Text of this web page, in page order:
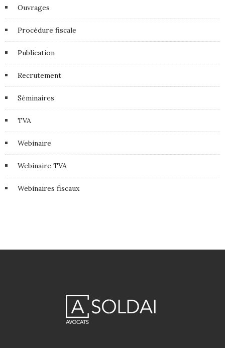
Ouvrages
Procédure fiscale
Publication
Recrutement
Séminaires
TVA
Webinaire
Webinaire TVA
Webinaires fiscaux